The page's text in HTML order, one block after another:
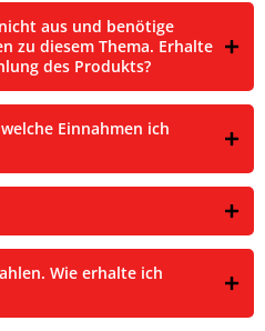
aus und benötige
zu diesem Thema. Erhalte
des Produkts?
Einnahmen ich
Wie erhalte ich